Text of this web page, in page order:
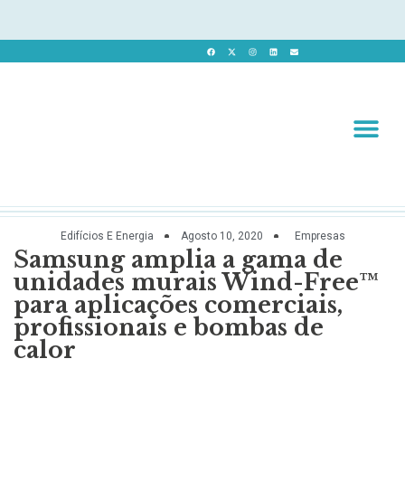
Edifícios E Energia Agosto 10, 2020 Empresas
Samsung amplia a gama de
unidades murais Wind-Free™
para aplicações comerciais,
profissionais e bombas de
calor